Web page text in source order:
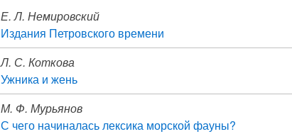
Е. Л. Немировский
Издания Петровского времени
Л. С. Коткова
Ужника и жень
М. Ф. Мурьянов
С чего начиналась лексика морской фауны?